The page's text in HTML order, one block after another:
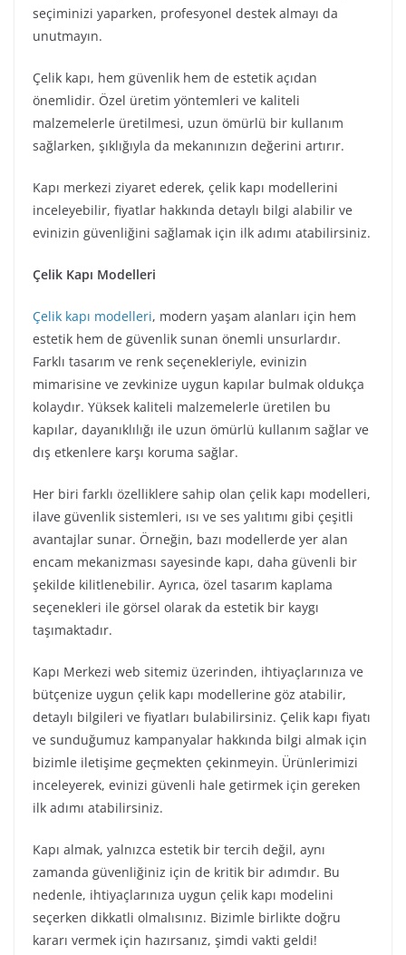
seçiminizi yaparken, profesyonel destek almayı da
unutmayın.
Çelik kapı, hem güvenlik hem de estetik açıdan
önemlidir. Özel üretim yöntemleri ve kaliteli
malzemelerle üretilmesi, uzun ömürlü bir kullanım
sağlarken, şıklığıyla da mekanınızın değerini artırır.
Kapı merkezi ziyaret ederek, çelik kapı modellerini
inceleyebilir, fiyatlar hakkında detaylı bilgi alabilir ve
evinizin güvenliğini sağlamak için ilk adımı atabilirsiniz.
Çelik Kapı Modelleri
Çelik kapı modelleri, modern yaşam alanları için hem
estetik hem de güvenlik sunan önemli unsurlardır.
Farklı tasarım ve renk seçenekleriyle, evinizin
mimarisine ve zevkinize uygun kapılar bulmak oldukça
kolaydır. Yüksek kaliteli malzemelerle üretilen bu
kapılar, dayanıklılığı ile uzun ömürlü kullanım sağlar ve
dış etkenlere karşı koruma sağlar.
Her biri farklı özelliklere sahip olan çelik kapı modelleri,
ilave güvenlik sistemleri, ısı ve ses yalıtımı gibi çeşitli
avantajlar sunar. Örneğin, bazı modellerde yer alan
encam mekanizması sayesinde kapı, daha güvenli bir
şekilde kilitlenebilir. Ayrıca, özel tasarım kaplama
seçenekleri ile görsel olarak da estetik bir kaygı
taşımaktadır.
Kapı Merkezi web sitemiz üzerinden, ihtiyaçlarınıza ve
bütçenize uygun çelik kapı modellerine göz atabilir,
detaylı bilgileri ve fiyatları bulabilirsiniz. Çelik kapı fiyatı
ve sunduğumuz kampanyalar hakkında bilgi almak için
bizimle iletişime geçmekten çekinmeyin. Ürünlerimizi
inceleyerek, evinizi güvenli hale getirmek için gereken
ilk adımı atabilirsiniz.
Kapı almak, yalnızca estetik bir tercih değil, aynı
zamanda güvenliğiniz için de kritik bir adımdır. Bu
nedenle, ihtiyaçlarınıza uygun çelik kapı modelini
seçerken dikkatli olmalısınız. Bizimle birlikte doğru
kararı vermek için hazırsanız, şimdi vakti geldi!